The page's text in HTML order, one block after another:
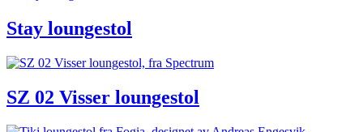
Stay loungestol
SZ 02 Visser loungestol